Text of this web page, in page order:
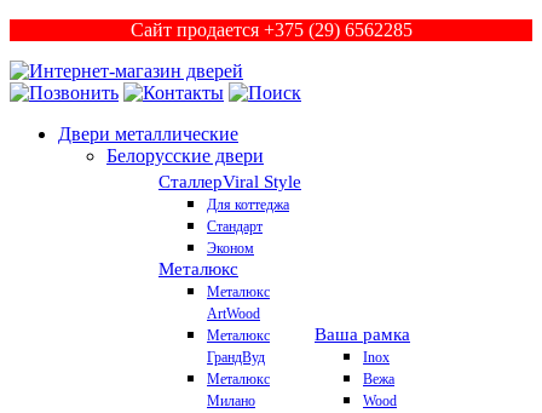
Сайт продается +375 (29) 6562285
Двери металлические
Белорусские двери
СталлерViral Style
Для коттеджа
Стандарт
Эконом
Металюкс
Металюкс
ArtWood
Металюкс
ГрандВуд
Металюкс
Милано
Ваша рамка
Inox
Вежа
Wood